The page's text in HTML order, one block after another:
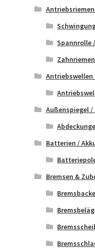
Spannrolle
Zahnriemen
Antriebswellen
Außenspiegel /
Batterien /
Bremsen &